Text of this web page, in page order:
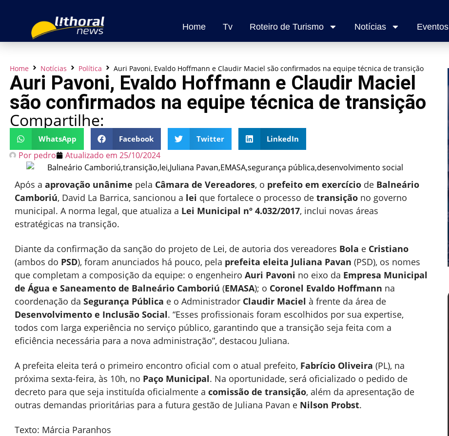
Home Tv Roteiro de Turismo Notícias Eventos
Home Notícias Política Auri Pavoni, Evaldo Hoffmann e Claudir Maciel são confirmados na equipe técnica de transição
Auri Pavoni, Evaldo Hoffmann e Claudir Maciel
são confirmados na equipe técnica de transição
Compartilhe:
WhatsApp Facebook Twitter LinkedIn
Por pedro Atualizado em 25/10/2024
Após a aprovação unânime pela Câmara de Vereadores, o prefeito em exercício de Balneário
Camboriú, David La Barrica, sancionou a lei que fortalece o processo de transição no governo
municipal. A norma legal, que atualiza a Lei Municipal nº 4.032/2017, inclui novas áreas
estratégicas na transição.
Diante da confirmação da sanção do projeto de Lei, de autoria dos vereadores Bola e Cristiano
(ambos do PSD), foram anunciados há pouco, pela prefeita eleita Juliana Pavan (PSD), os nomes
que completam a composição da equipe: o engenheiro Auri Pavoni no eixo da Empresa Municipal
de Água e Saneamento de Balneário Camboriú (EMASA); o Coronel Evaldo Hoffmann na
coordenação da Segurança Pública e o Administrador Claudir Maciel à frente da área de
Desenvolvimento e Inclusão Social. “Esses profissionais foram escolhidos por sua expertise,
todos com larga experiência no serviço público, garantindo que a transição seja feita com a
eficiência necessária para a nova administração”, destacou Juliana.
A prefeita eleita terá o primeiro encontro oficial com o atual prefeito, Fabrício Oliveira (PL), na
próxima sexta-feira, às 10h, no Paço Municipal. Na oportunidade, será oficializado o pedido de
decreto para que seja instituída oficialmente a comissão de transição, além da apresentação de
outras demandas prioritárias para a futura gestão de Juliana Pavan e Nilson Probst.
Texto: Márcia Paranhos